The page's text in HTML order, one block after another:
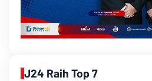
J24 Raih Top 7